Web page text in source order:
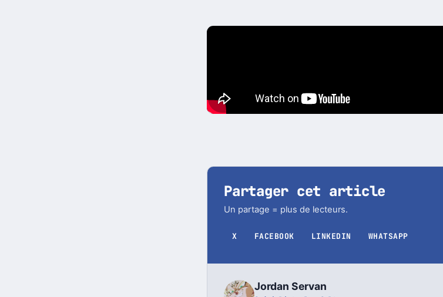
Partager cet article
Un partage = plus de lecteurs.